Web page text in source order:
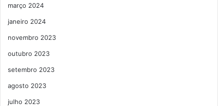
março 2024
janeiro 2024
novembro 2023
outubro 2023
setembro 2023
agosto 2023
julho 2023